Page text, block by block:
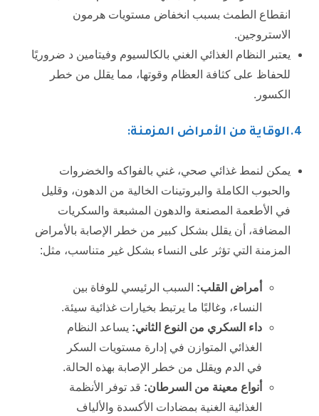
انقطاع الطمث بسبب انخفاض مستويات هرمون
الاستروجين.
يعتبر النظام الغذائي الغني بالكالسيوم وفيتامين د ضروريًا
للحفاظ على كثافة العظام وقوتها، مما يقلل من خطر
الكسور.
4.الوقاية من الأمراض المزمنة:
يمكن لنمط غذائي صحي، غني بالفواكه والخضروات
والحبوب الكاملة والبروتينات الخالية من الدهون، وقليل
في الأطعمة المصنعة والدهون المشبعة والسكريات
المضافة، أن يقلل بشكل كبير من خطر الإصابة بالأمراض
المزمنة التي تؤثر على النساء بشكل غير متناسب، مثل:
أمراض القلب: السبب الرئيسي للوفاة بين
النساء، وغالبًا ما يرتبط بخيارات غذائية سيئة.
داء السكري من النوع الثاني: يساعد النظام
الغذائي المتوازن في إدارة مستويات السكر
في الدم ويقلل من خطر الإصابة بهذه الحالة.
أنواع معينة من السرطان: قد توفر الأنظمة
الغذائية الغنية بمضادات الأكسدة والألياف